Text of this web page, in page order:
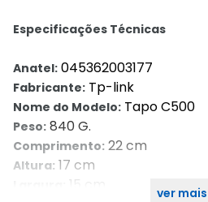
Especificações Técnicas
Anatel: 045362003177
Fabricante: Tp-link
Nome do Modelo: Tapo C500
Peso: 840 G.
Comprimento: 22 cm
Altura: 17 cm
15 cm ver mais